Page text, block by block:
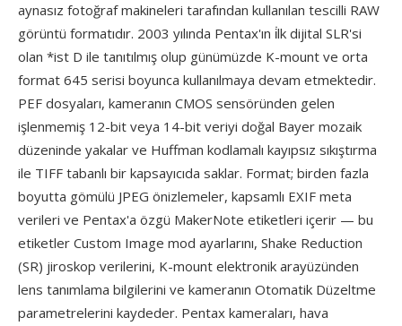
aynasız fotoğraf makineleri tarafından kullanılan tescilli RAW
görüntü formatıdır. 2003 yılında Pentax'ın i̇lk dijital SLR'si
olan *ist D ile tanıtılmış olup günümüzde K-mount ve orta
format 645 serisi boyunca kullanılmaya devam etmektedir.
PEF dosyaları, kameranın CMOS sensöründen gelen
işlenmemiş 12-bit veya 14-bit veriyi doğal Bayer mozaik
düzeninde yakalar ve Huffman kodlamalı kayıpsız sıkıştırma
ile TIFF tabanlı bir kapsayıcıda saklar. Format; birden fazla
boyutta gömülü JPEG önizlemeler, kapsamlı EXIF meta
verileri ve Pentax'a özgü MakerNote etiketleri içerir — bu
etiketler Custom Image mod ayarlarını, Shake Reduction
(SR) jiroskop verilerini, K-mount elektronik arayüzünden
lens tanımlama bilgilerini ve kameranın Otomatik Düzeltme
parametrelerini kaydeder. Pentax kameraları, hava